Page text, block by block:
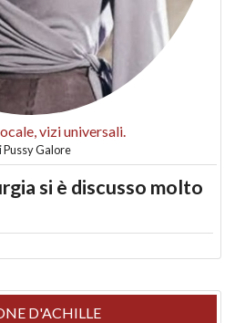
vizi universali.
Pussy Galore
si è discusso molto
D'ACHILLE